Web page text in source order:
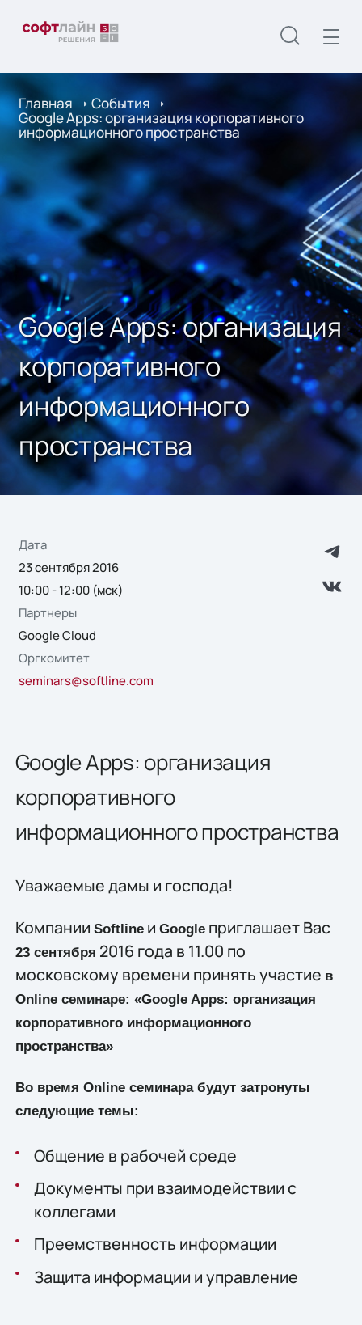
Главная События
Google Apps: организация корпоративного
информационного пространства
Google Apps: организация
корпоративного
информационного
пространства
Дата
23 сентября 2016
10:00 - 12:00 (мск)
Партнеры
Google Cloud
Оргкомитет
seminars@softline.com
Google Apps: организация
корпоративного
информационного пространства
Уважаемые дамы и господа!
Компании Softlineи Googleприглашает Вас
23 сентября 2016 года в 11.00 по
московскому времени принять участие в
Online семинаре: «Google Apps: организация
корпоративного информационного
пространства»
Во время Online семинара будут затронуты
следующие темы:
Общение в рабочей среде
Документы при взаимодействии с
коллегами
Преемственность информации
Защита информации и управление